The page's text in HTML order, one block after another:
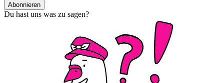
Abonnieren
Du hast uns was zu sagen?